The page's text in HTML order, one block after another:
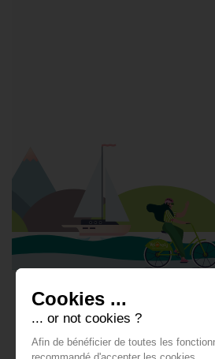
Cookies ...
... or not cookies ?
Afin de bénéficier de toutes les